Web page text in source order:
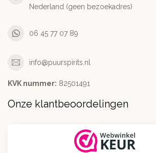
Nederland (geen bezoekadres)
06 45 77 07 89
info@puurspirits.nl
KVK nummer: 82501491
Onze klantbeoordelingen